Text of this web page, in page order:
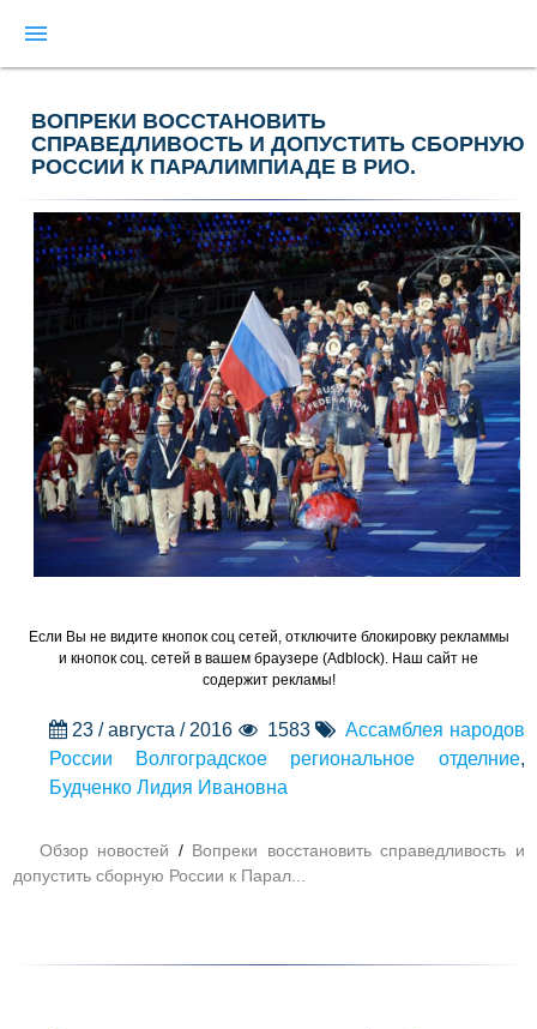
menu
ВОПРЕКИ ВОССТАНОВИТЬ
СПРАВЕДЛИВОСТЬ И ДОПУСТИТЬ СБОРНУЮ
РОССИИ К ПАРАЛИМПИАДЕ В РИО.
Если Вы не видите кнопок соц сетей, отключите блокировку рекламмы
и кнопок соц. сетей в вашем браузере (Adblock). Наш сайт не
содержит рекламы!
23 / августа / 2016 1583
Ассамблея народов
России Волгоградское региональное отделние,
Будченко Лидия Ивановна
Обзор новостей /Вопреки восстановить справедливость и
допустить сборную России к Парал...